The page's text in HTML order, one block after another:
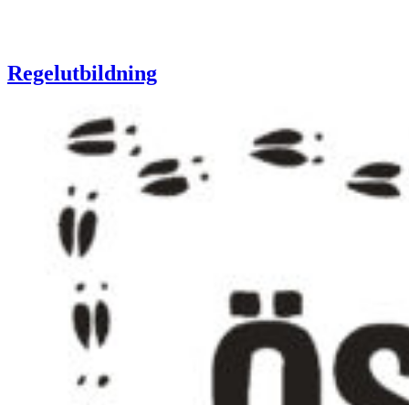
Regelutbildning